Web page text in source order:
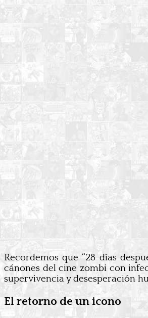
Recordemos que “28 días
cánones del cine zombi con
supervivencia y desesperación
El retorno de un icono